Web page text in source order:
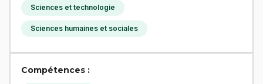
Sciences et technologie
Sciences humaines et sociales
Compétences :